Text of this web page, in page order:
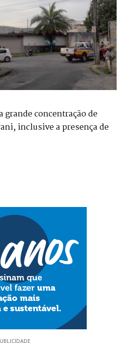
grande concentração de
inclusive a presença de